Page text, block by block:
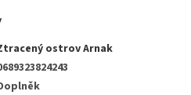
ostrov Arnak